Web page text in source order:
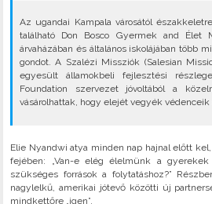
Az ugandai Kampala városától
található Don Bosco Gyermek and Élet
árvaházában és általános iskolájában több
gondot. A Szalézi Missziók (Salesian
egyesült államokbeli fejlesztési
Foundation szervezet jóvoltából a
vásárolhattak, hogy elejét vegyék
Elie Nyandwi atya minden nap hajnal előtt
fejében: „Van-e elég élelmünk a
szükséges források a folytatáshoz?”
nagylelkű, amerikai jótevő közötti új
mindkettőre „igen”.